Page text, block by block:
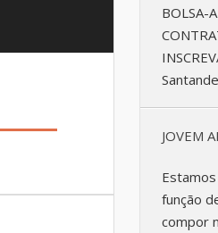
BOLSA-
JOVEM
função
compor